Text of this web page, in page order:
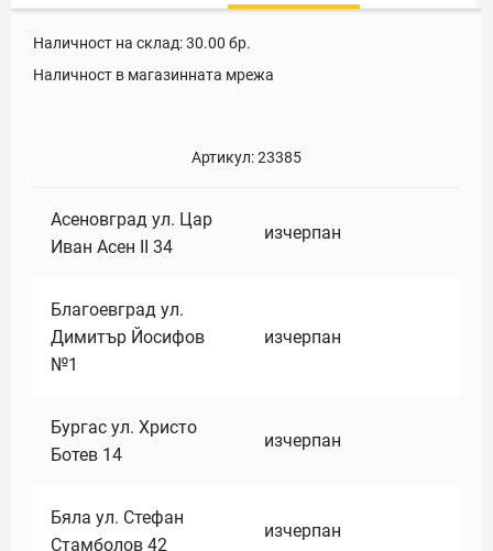
Наличност на склад:30.00 бр.
Наличност в магазинната мрежа
Артикул:23385
Асеновград ул. Цар
Иван Асен II 34
изчерпан
Благоевград ул.
Димитър Йосифов
№1
изчерпан
Бургас ул. Христо
Ботев 14
изчерпан
Бяла ул. Стефан
Стамболов 42
изчерпан